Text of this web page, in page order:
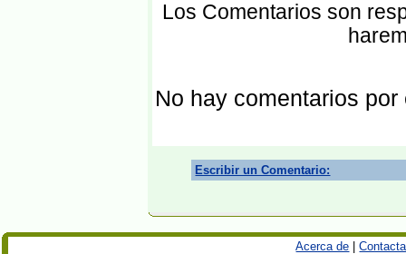
Los Comentarios son
No hay comentarios por
Escribir un Comentario:
Acerca de |